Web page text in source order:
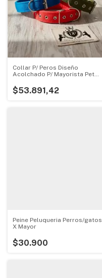
Collar P/ Peros Diseño
Acolchado P/ Mayorista Pet
$53.891,42
Peine Peluqueria Perros/gatos
X Mayor
$30.900